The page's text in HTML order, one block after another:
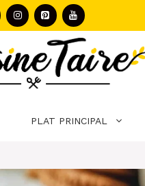
PLAT PRINCIPAL